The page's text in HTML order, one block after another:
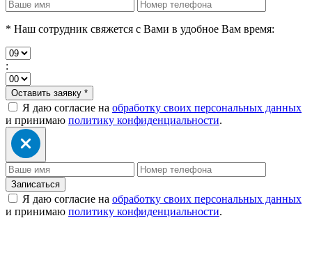
* Наш сотрудник свяжется с Вами в удобное Вам время:
:
Оставить заявку *
Я даю согласие на обработку своих персональных данных
и принимаю политику конфиденциальности.
Записаться
Я даю согласие на обработку своих персональных данных
и принимаю политику конфиденциальности.